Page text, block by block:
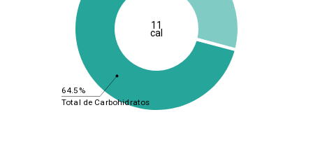
64.5%
Total de Carbohidratos
11
cal